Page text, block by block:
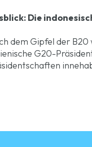
Die
dem Gipfel der
G20-